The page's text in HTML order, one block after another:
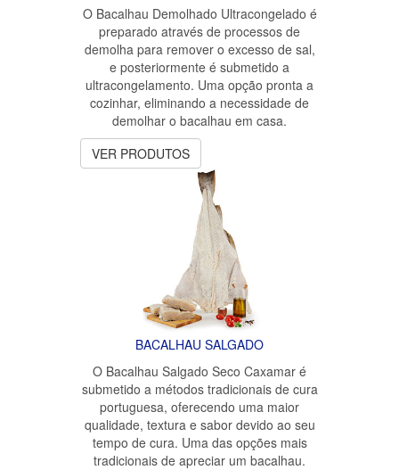
O Bacalhau Demolhado Ultracongelado é
preparado através de processos de
demolha para remover o excesso de sal,
e posteriormente é submetido a
ultracongelamento. Uma opção pronta a
cozinhar, eliminando a necessidade de
demolhar o bacalhau em casa.
VER PRODUTOS
BACALHAU SALGADO
O Bacalhau Salgado Seco Caxamar é
submetido a métodos tradicionais de cura
portuguesa, oferecendo uma maior
qualidade, textura e sabor devido ao seu
tempo de cura. Uma das opções mais
tradicionais de apreciar um bacalhau.